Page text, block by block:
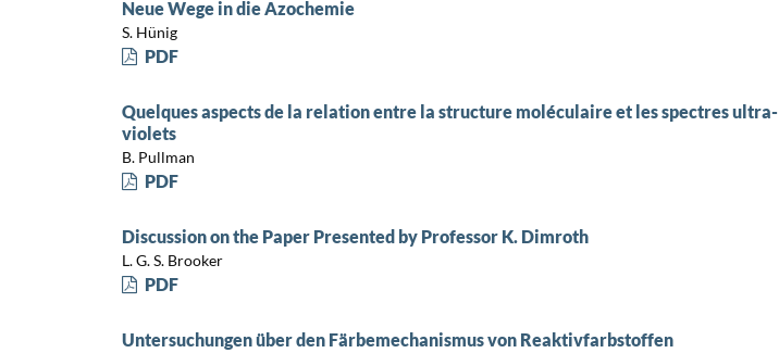
Neue Wege in die Azochemie
S. Hünig
PDF
Quelques aspects de la relation entre la structure moléculaire et les spectres ultra-
violets
B. Pullman
PDF
Discussion on the Paper Presented by Professor K. Dimroth
L. G. S. Brooker
PDF
Untersuchungen über den Färbemechanismus von Reaktivfarbstoffen